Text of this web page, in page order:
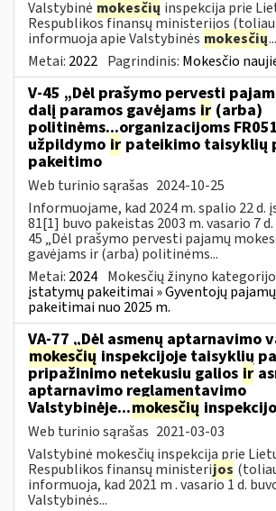
Valstybinė mokesčių inspekcija prie
Respublikos finansų ministerijos (toliau
informuoja apie Valstybinės mokesčių...
Metai: 2022 Pagrindinis: Mokesčio
V-45 „Dėl prašymo pervesti
dalį paramos gavėjams ir (arba)
politinėms...organizacijoms
užpildymo ir pateikimo taisyklių
pakeitimo
Web turinio sąrašas 2024-10-25
Informuojame, kad 2024 m. spalio 22 d.
81[1] buvo pakeistas 2003 m. vasario 7
45 „Dėl prašymo pervesti pajamų
gavėjams ir (arba) politinėms...
Metai: 2024 Mokesčių žinyno
įstatymų pakeitimai » Gyventojų
pakeitimai nuo 2025 m.
VA-77 „Dėl asmenų aptarnavimo
mokesčių inspekcijoje taisyklių
pripažinimo netekusiu galios ir
aptarnavimo reglamentavimo
Valstybinėje...mokesčių
Web turinio sąrašas 2021-03-03
Valstybinė mokesčių inspekcija prie
Respublikos finansų ministerijos
informuoja, kad 2021 m . vasario 1 d.
Valstybinės...